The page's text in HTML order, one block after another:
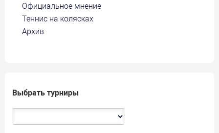
Официальное мнение
Теннис на колясках
Архив
Выбрать турниры